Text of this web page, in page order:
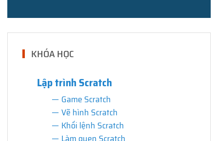
KHÓA HỌC
Lập trình Scratch
Game Scratch
Vẽ hình Scratch
Khối lệnh Scratch